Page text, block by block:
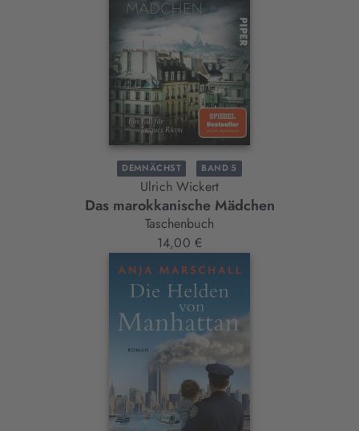
DEMNÄCHST BAND 5
Ulrich Wickert
Das marokkanische Mädchen
Taschenbuch
14,00 €